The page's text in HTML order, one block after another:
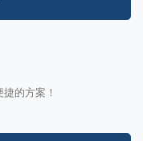
的方案！